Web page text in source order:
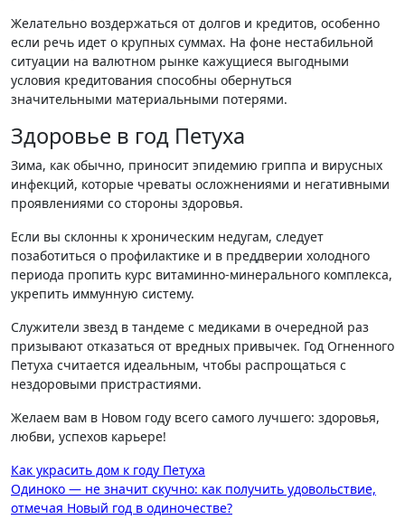
Желательно воздержаться от долгов и кредитов, особенно
если речь идет о крупных суммах. На фоне нестабильной
ситуации на валютном рынке кажущиеся выгодными
условия кредитования способны обернуться
значительными материальными потерями.
Здоровье в год Петуха
Зима, как обычно, приносит эпидемию гриппа и вирусных
инфекций, которые чреваты осложнениями и негативными
проявлениями со стороны здоровья.
Если вы склонны к хроническим недугам, следует
позаботиться о профилактике и в преддверии холодного
периода пропить курс витаминно-минерального комплекса,
укрепить иммунную систему.
Служители звезд в тандеме с медиками в очередной раз
призывают отказаться от вредных привычек. Год Огненного
Петуха считается идеальным, чтобы распрощаться с
нездоровыми пристрастиями.
Желаем вам в Новом году всего самого лучшего: здоровья,
любви, успехов карьере!
Навигация
по
Как украсить дом к году Петуха
Одиноко — не значит скучно: как получить удовольствие,
отмечая Новый год в одиночестве?